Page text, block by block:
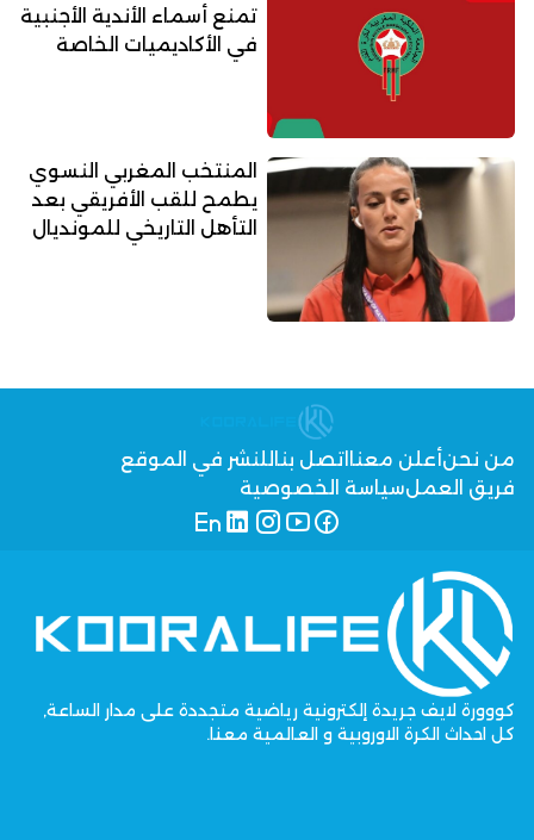
تمنع أسماء الأندية الأجنبية
في الأكاديميات الخاصة
المنتخب المغربي النسوي
يطمح للقب الأفريقي بعد
التأهل التاريخي للمونديال
من نحنأعلن معنا اتصل بنا للنشر في الموقع
فريق العملسياسة الخصوصية
كووورة لايف جريدة إلكترونية رياضية متجددة على مدار الساعة,
كل احداث الكرة الاوروبية و العالمية معنا.